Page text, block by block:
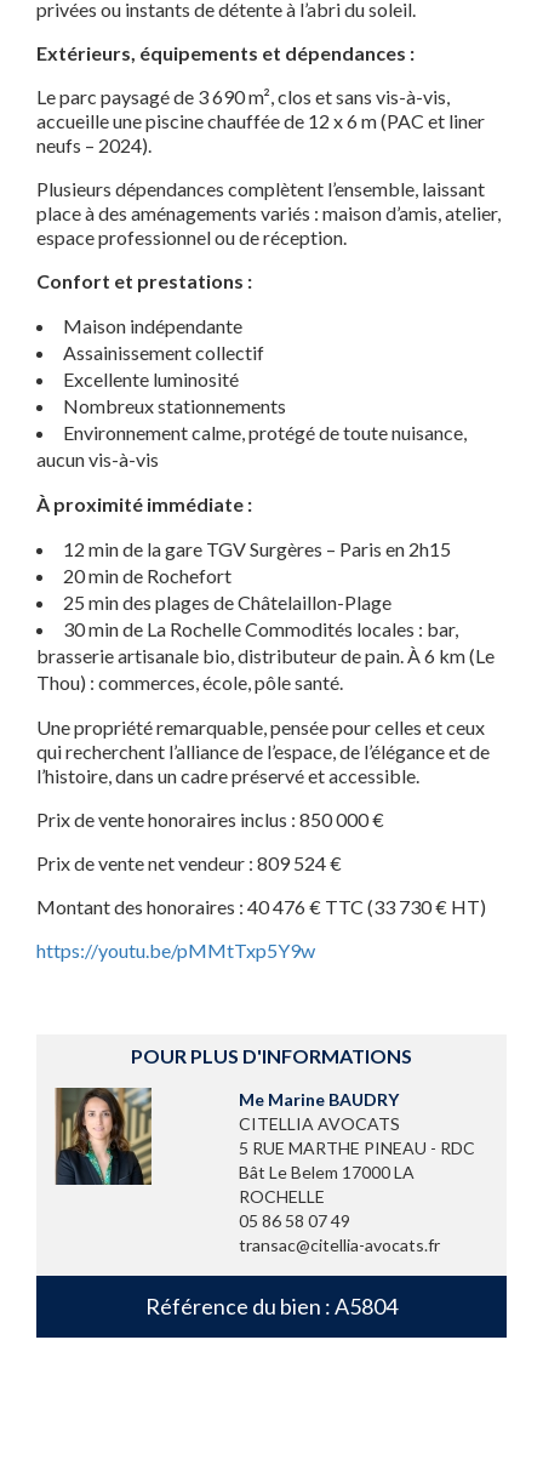
privées ou instants de détente à l’abri du soleil.
Extérieurs, équipements et dépendances :
Le parc paysagé de 3 690 m², clos et sans vis-à-vis,
accueille une piscine chauffée de 12 x 6 m (PAC et liner
neufs – 2024).
Plusieurs dépendances complètent l’ensemble, laissant
place à des aménagements variés : maison d’amis, atelier,
espace professionnel ou de réception.
Confort et prestations :
Maison indépendante
Assainissement collectif
Excellente luminosité
Nombreux stationnements
Environnement calme, protégé de toute nuisance,
aucun vis-à-vis
À proximité immédiate :
12 min de la gare TGV Surgères – Paris en 2h15
20 min de Rochefort
25 min des plages de Châtelaillon-Plage
30 min de La Rochelle Commodités locales : bar,
brasserie artisanale bio, distributeur de pain. À 6 km (Le
Thou) : commerces, école, pôle santé.
Une propriété remarquable, pensée pour celles et ceux
qui recherchent l’alliance de l’espace, de l’élégance et de
l’histoire, dans un cadre préservé et accessible.
Prix de vente honoraires inclus : 850 000 €
Prix de vente net vendeur : 809 524 €
Montant des honoraires : 40 476 € TTC (33 730 € HT)
https://youtu.be/pMMtTxp5Y9w
POUR PLUS D'INFORMATIONS
Me Marine BAUDRY
CITELLIA AVOCATS
5 RUE MARTHE PINEAU - RDC
Bât Le Belem 17000 LA
ROCHELLE
05 86 58 07 49
transac@citellia-avocats.fr
Référence du bien : A5804